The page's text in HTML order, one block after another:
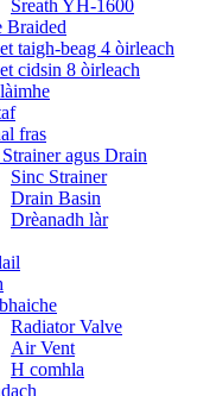
Sreath YH-1600
Braided
taigh-beag 4 òirleach
cidsin 8 òirleach
fras
agus Drain
Sinc Strainer
Drain Basin
Drèanadh làr
Radiator Valve
Air Vent
H comhla